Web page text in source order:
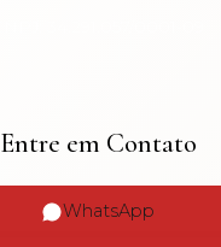
Entre em Contato
WhatsApp